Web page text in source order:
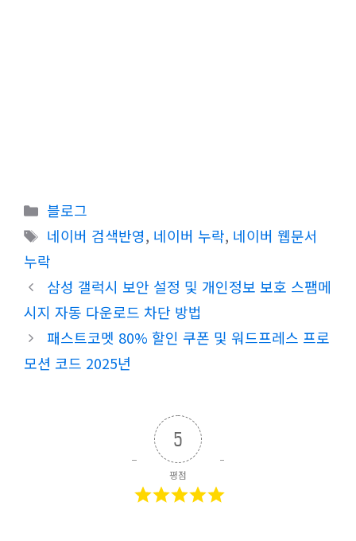
카
테
고
리
블로그
태
그
네이버 검색반영, 네이버 누락, 네이버 웹문서
누락
삼성 갤럭시 보안 설정 및 개인정보 보호 스팸메
시지 자동 다운로드 차단 방법
패스트코멧 80% 할인 쿠폰 및 워드프레스 프로
모션 코드 2025년
5
평점